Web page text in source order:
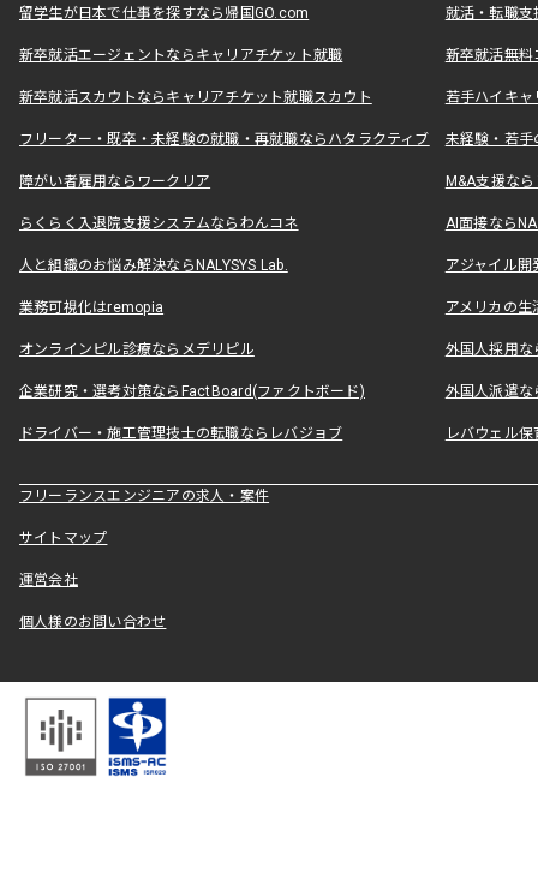
留学生が日本で仕事を探すなら帰国GO.com 就活・転職
新卒就活エージェントならキャリアチケット就職 新卒就活無料
新卒就活スカウトならキャリアチケット就職スカウト 若手ハイキ
フリーター・既卒・未経験の就職・再就職ならハタラクティブ 未経験・若手
障がい者雇用ならワークリア M&A支援な
らくらく入退院支援システムならわんコネ AI面接なら
人と組織のお悩み解決ならNALYSYS Lab. アジャイル
業務可視化はremopia アメリカの
オンラインピル診療ならメデリピル 外国人採用
企業研究・選考対策ならFactBoard(ファクトボード) 外国人派遣な
ドライバー・施工管理技士の転職ならレバジョブ レバウェル
フリーランスエンジニアの求人・案件
サイトマップ
運営会社
個人様のお問い合わせ